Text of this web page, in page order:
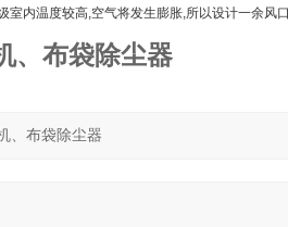
内温度较高,空气将发生膨胀,所以设计一余风
、布袋除尘器